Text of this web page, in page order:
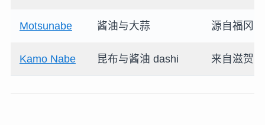
Motsunabe 酱油与大蒜 源自福冈
Kamo Nabe 昆布与酱油 dashi 来自滋贺